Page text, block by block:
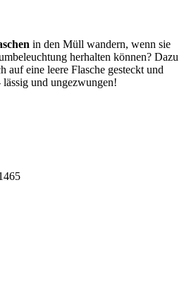
in den Müll wandern, wenn sie
herhalten können? Dazu
auf eine leere Flasche gesteckt und
lässig und ungezwungen!